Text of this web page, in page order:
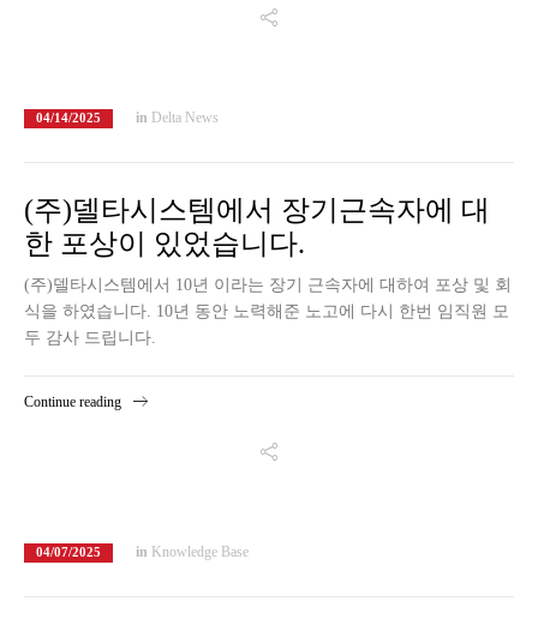
04/14/2025 in Delta News
(주)델타시스템에서 장기근속자에 대
한 포상이 있었습니다.
(주)델타시스템에서 10년 이라는 장기 근속자에 대하여 포상 및 회
식을 하였습니다. 10년 동안 노력해준 노고에 다시 한번 임직원 모
두 감사 드립니다.
Continue reading
04/07/2025 in Knowledge Base